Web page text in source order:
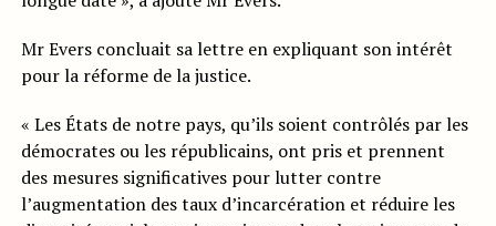
Mr Evers concluait sa lettre en expliquant son intérêt
pour la réforme de la justice.
« Les États de notre pays, qu’ils soient contrôlés par les
démocrates ou les républicains, ont pris et prennent
des mesures significatives pour lutter contre
l’augmentation des taux d’incarcération et réduire les